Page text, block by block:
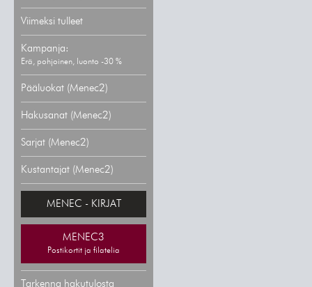
Viimeksi tulleet
Kampanja:
Erä, pohjoinen, luonto -30 %
Pääluokat (Menec2)
Hakusanat (Menec2)
Sarjat (Menec2)
Kustantajat (Menec2)
MENEC - KIRJAT
MENEC3
Postikortit ja filatelia
Tarkenna hakutulosta